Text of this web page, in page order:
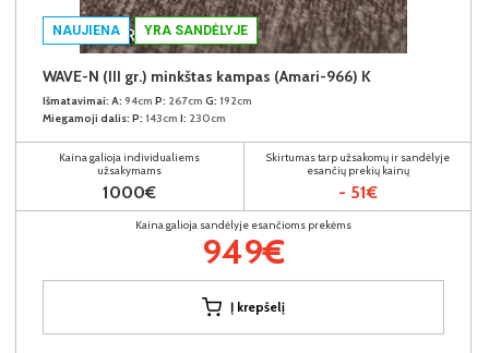
NAUJIENA YRA SANDĖLYJE
WAVE-N (III gr.) minkštas kampas (Amari-966) K
Išmatavimai: A: 94cm P: 267cm G: 192cm
Miegamoji dalis: P: 143cm I: 230cm
Kaina galioja individualiems
užsakymams
1000€
Skirtumas tarp užsakomų ir sandėlyje
esančių prekių kainų
- 51€
Kaina galioja sandėlyje esančioms prekėms
949€
Į krepšelį